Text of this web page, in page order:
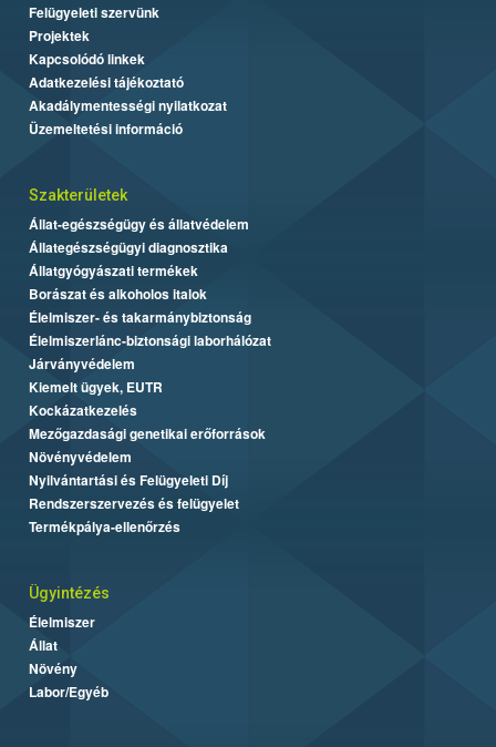
Felügyeleti szervünk
Projektek
Kapcsolódó linkek
Adatkezelési tájékoztató
Akadálymentességi nyilatkozat
Üzemeltetési információ
Szakterületek
Állat-egészségügy és állatvédelem
Állategészségügyi diagnosztika
Állatgyógyászati termékek
Borászat és alkoholos italok
Élelmiszer- és takarmánybiztonság
Élelmiszerlánc-biztonsági laborhálózat
Járványvédelem
Kiemelt ügyek, EUTR
Kockázatkezelés
Mezőgazdasági genetikai erőforrások
Növényvédelem
Nyilvántartási és Felügyeleti Díj
Rendszerszervezés és felügyelet
Termékpálya-ellenőrzés
Ügyintézés
Élelmiszer
Állat
Növény
Labor/Egyéb